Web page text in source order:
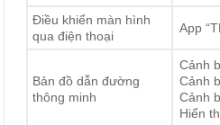
Điều khiển màn hình
qua điện thoại
App
Bản đồ dẫn đường
thông minh
Cảnh
Cảnh
Cảnh
Hiển